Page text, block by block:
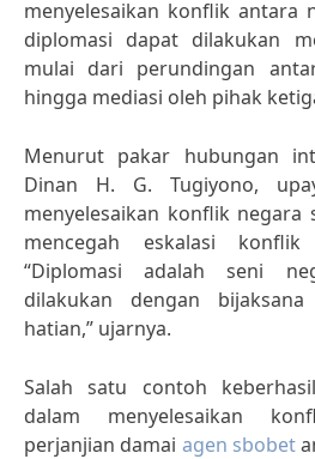
menyelesaikan konflik antara
diplomasi dapat dilakukan
mulai dari perundingan
hingga mediasi oleh pihak
Menurut pakar hubungan
Dinan H. G. Tugiyono,
menyelesaikan konflik
mencegah eskalasi
“Diplomasi adalah seni
dilakukan dengan
hatian,” ujarnya.
Salah satu contoh
dalam menyelesaikan
perjanjian damai agen sbobet